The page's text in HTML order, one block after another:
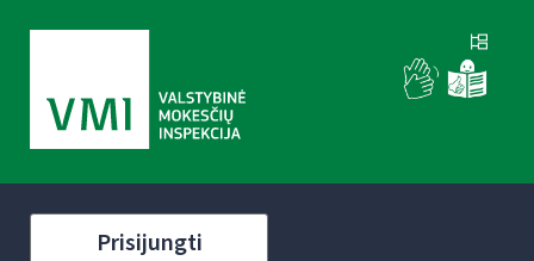
Prisijungti